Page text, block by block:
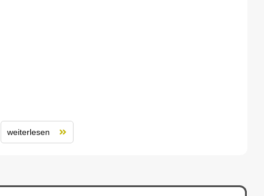
weiterlesen